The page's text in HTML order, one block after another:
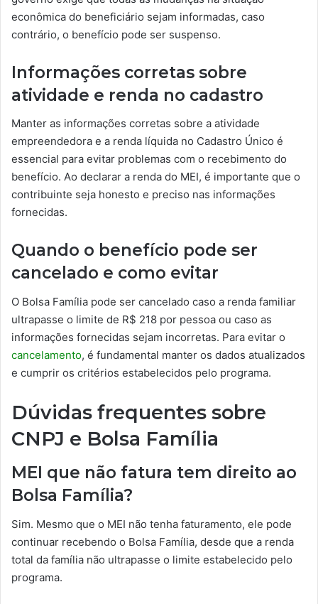
econômica do beneficiário sejam informadas, caso
contrário, o benefício pode ser suspenso.
Informações corretas sobre
atividade e renda no cadastro
Manter as informações corretas sobre a atividade
empreendedora e a renda líquida no Cadastro Único é
essencial para evitar problemas com o recebimento do
benefício. Ao declarar a renda do MEI, é importante que o
contribuinte seja honesto e preciso nas informações
fornecidas.
Quando o benefício pode ser
cancelado e como evitar
O Bolsa Família pode ser cancelado caso a renda familiar
ultrapasse o limite de R$ 218 por pessoa ou caso as
informações fornecidas sejam incorretas. Para evitar o
cancelamento, é fundamental manter os dados atualizados
e cumprir os critérios estabelecidos pelo programa.
Dúvidas frequentes sobre
CNPJ e Bolsa Família
MEI que não fatura tem direito ao
Bolsa Família?
Sim. Mesmo que o MEI não tenha faturamento, ele pode
continuar recebendo o Bolsa Família, desde que a renda
total da família não ultrapasse o limite estabelecido pelo
programa.